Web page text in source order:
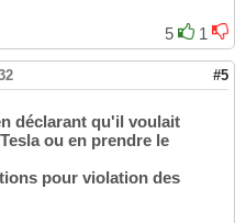
5
1
#5
déclarant qu'il voulait
ou en prendre le
pour violation des